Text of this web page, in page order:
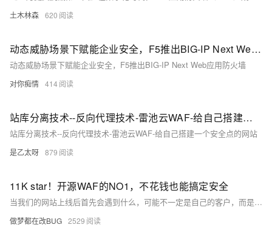
土木林森 620
动态威胁场景下赋能企业安全，F5推出BIG-IP Next Web应用防火墙
动态威胁场景下赋能企业安全，F5推出BIG-IP Next Web应用防火墙
对你痴情 414
站库分离技术--反向代理技术-雷池云WAF-给自己搭建一个安全点的网站
站库分离技术--反向代理技术-雷池云WAF-给自己搭建一个安全点的网站
是乙太呀 879
11K star！开源WAF的NO1，不花钱也能搞定安全
当我们的网站上线后首先会遇到什么，可能不一定是自己的客户，而是来自网络的攻击。 今天我们分享的开源项目，它是登顶GITHUB的开源WAF，让黑客不敢越雷池一步，并且还是国产的开源项目，它就是：雷池（SafeLine）
做梦都在改BUG 2529